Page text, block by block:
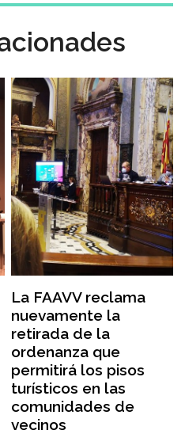
La FAAVV reclama
nuevamente la
retirada de la
ordenanza que
permitirá los pisos
turísticos en las
comunidades de
vecinos